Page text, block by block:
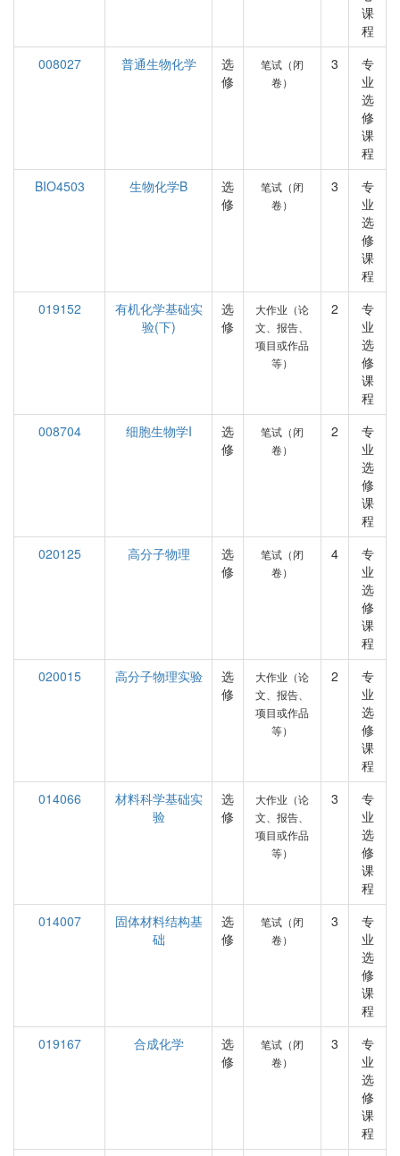
课
程
008027
普通生物化学
选
修
笔试（闭
卷）
3
专
业
选
修
课
程
BIO4503
生物化学B
选
修
笔试（闭
卷）
3
专
业
选
修
课
程
019152
有机化学基础实
验(下)
选
修
大作业（论
文、报告、
项目或作品
等）
2
专
业
选
修
课
程
008704
细胞生物学I
选
修
笔试（闭
卷）
2
专
业
选
修
课
程
020125
高分子物理
选
修
笔试（闭
卷）
4
专
业
选
修
课
程
020015
高分子物理实验
选
修
大作业（论
文、报告、
项目或作品
等）
2
专
业
选
修
课
程
014066
材料科学基础实
验
选
修
大作业（论
文、报告、
项目或作品
等）
3
专
业
选
修
课
程
014007
固体材料结构基
础
选
修
笔试（闭
卷）
3
专
业
选
修
课
程
019167
合成化学
选
修
笔试（闭
卷）
3
专
业
选
修
课
程